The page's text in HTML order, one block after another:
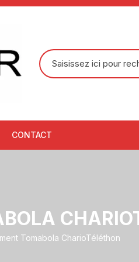
Recherche
pour
CONTACT
Tomabola CharioTéléthon